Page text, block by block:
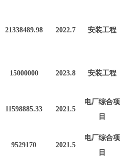
21338489.98 2022.7 安装工程
15000000 2023.8 安装工程
11598885.33 2021.5
电厂综合项
目
9529170 2021.5
电厂综合项
目